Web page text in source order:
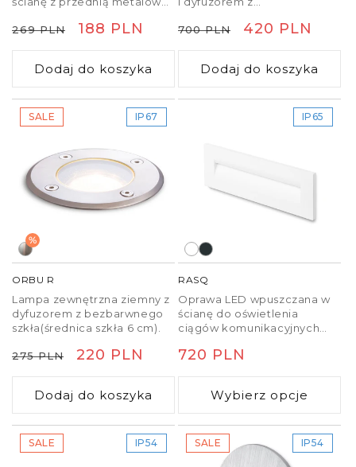
Lampa jest dostarczana z
Cena
regularna
269 PLN
Cena
promocyjna
188 PLN
Dodaj do koszyka
Rozmiar szkła 11,8/11,5 cm.
Cena
regularna
700 PLN
Cena
promocyjna
420 PLN
Dodaj do koszyka
SALE IP67
%
ORBU R
Lampa zewnętrzna ziemny z
dyfuzorem z bezbarwnego
szkła(średnica szkła 6 cm).
Cena
regularna
275 PLN
Cena
promocyjna
220 PLN
Dodaj do koszyka
IP65
RASQ
Oprawa LED wpuszczana w
ścianę do oświetlenia
ciągów komunikacyjnych
zewnętrznego i
padania światła w dół.
Cena
regularna
720 PLN
Wybierz opcje
SALE IP54 SALE IP54